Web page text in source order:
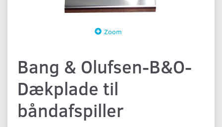
Zoom
Bang & Olufsen-B&O-
Dækplade til
båndafspiller